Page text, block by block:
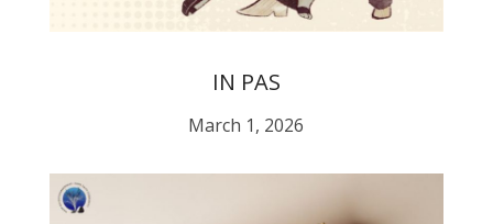
IN PAS
March 1, 2026